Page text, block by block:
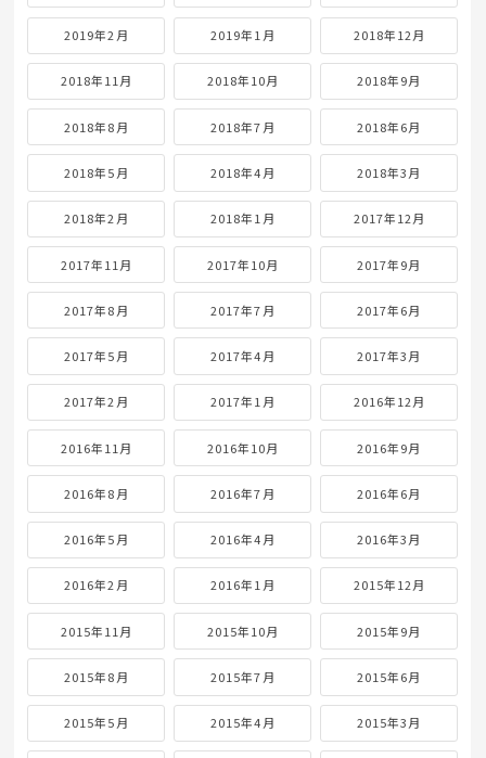
2019年2月 2019年1月 2018年12月
2018年11月 2018年10月 2018年9月
2018年8月 2018年7月 2018年6月
2018年5月 2018年4月 2018年3月
2018年2月 2018年1月 2017年12月
2017年11月 2017年10月 2017年9月
2017年8月 2017年7月 2017年6月
2017年5月 2017年4月 2017年3月
2017年2月 2017年1月 2016年12月
2016年11月 2016年10月 2016年9月
2016年8月 2016年7月 2016年6月
2016年5月 2016年4月 2016年3月
2016年2月 2016年1月 2015年12月
2015年11月 2015年10月 2015年9月
2015年8月 2015年7月 2015年6月
2015年5月 2015年4月 2015年3月